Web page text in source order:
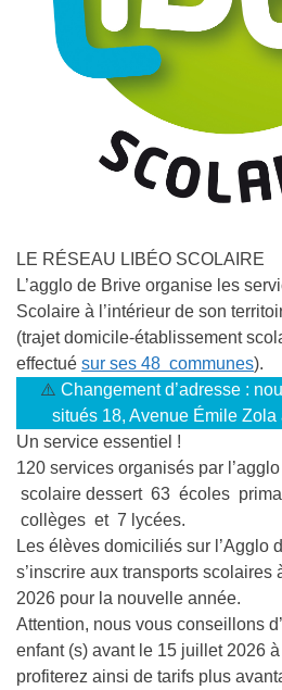
LE RÉSEAU LIBÉO SCOLAIRE
L’agglo de Brive organise les
Scolaire à l’intérieur de son
(trajet domicile-établissement
effectué sur ses 48 communes).
⚠️ Changement d’adresse :
situés 18, Avenue Émile
Un service essentiel !
120 services organisés par
scolaire dessert 63 écoles
collèges et 7 lycées.
Les élèves domiciliés sur l’Agglo
s’inscrire aux transports scolaires
2026 pour la nouvelle année.
Attention, nous vous conseillons
enfant (s) avant le 15 juillet 2026
profiterez ainsi de tarifs plus